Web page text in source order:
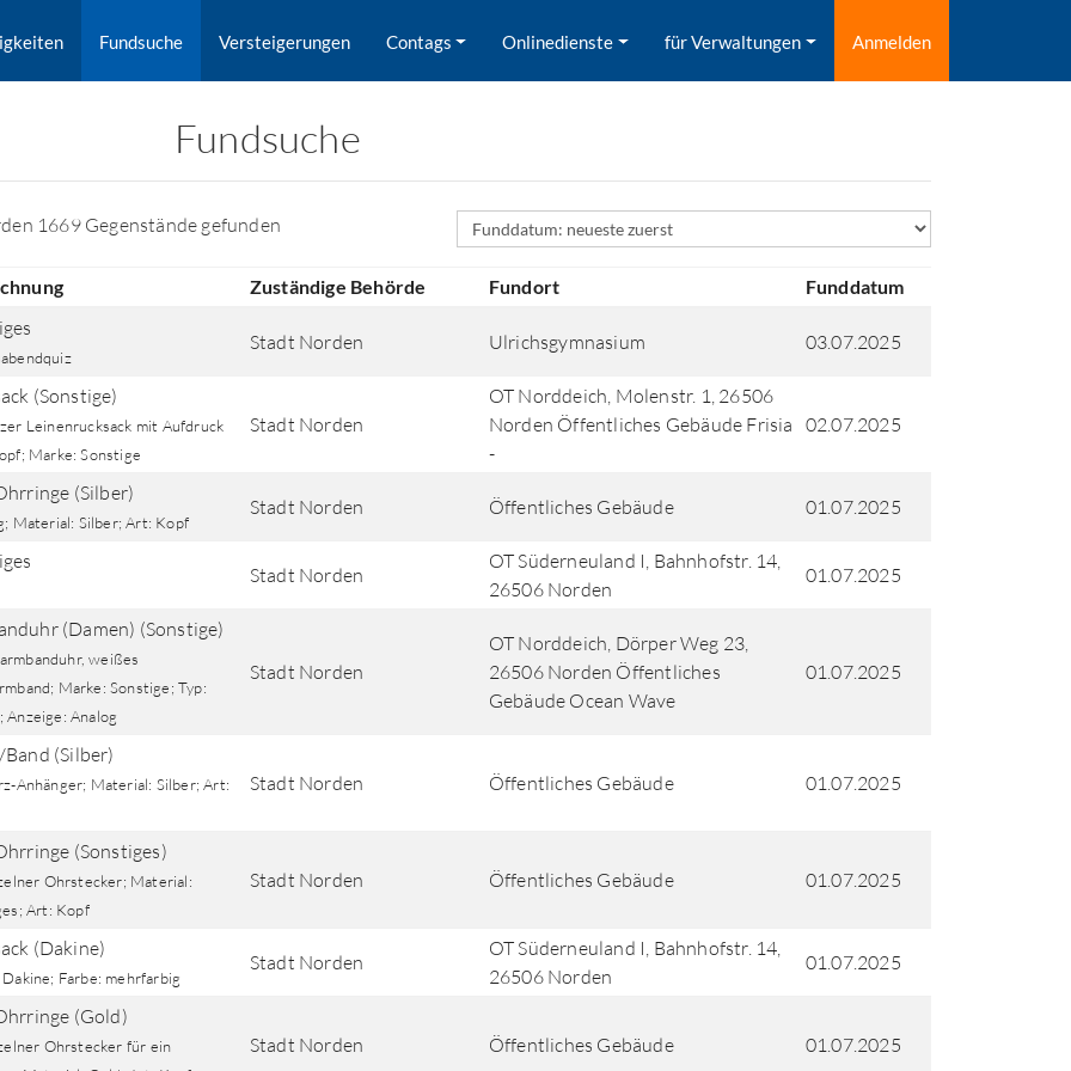
Fundsuche Versteigerungen Contags Onlinedienste für Verwaltungen Anmelden
Fundsuche
nach Orten gesucht.
1669 Gegenstände gefunden Sortierfeld
Zuständige Behörde Fundort Funddatum
Stadt Norden Ulrichsgymnasium 03.07.2025
(Sonstige)
Leinenrucksack mit Aufdruck
Marke: Sonstige
Stadt Norden
OT Norddeich, Molenstr. 1, 26506
Norden Öffentliches Gebäude Frisia
-
02.07.2025
(Silber)
Material: Silber; Art: Kopf
Stadt Norden Öffentliches Gebäude 01.07.2025
Stadt Norden
OT Süderneuland I, Bahnhofstr. 14,
26506 Norden
01.07.2025
(Damen) (Sonstige)
weißes
Marke: Sonstige; Typ:
Anzeige: Analog
Stadt Norden
OT Norddeich, Dörper Weg 23,
26506 Norden Öffentliches
Gebäude Ocean Wave
01.07.2025
(Silber)
Anhänger; Material: Silber; Art:
Stadt Norden Öffentliches Gebäude 01.07.2025
(Sonstiges)
Ohrstecker; Material:
Art: Kopf
Stadt Norden Öffentliches Gebäude 01.07.2025
(Dakine)
Farbe: mehrfarbig
Stadt Norden
OT Süderneuland I, Bahnhofstr. 14,
26506 Norden
01.07.2025
(Gold)
Ohrstecker für ein
Stadt Norden Öffentliches Gebäude 01.07.2025